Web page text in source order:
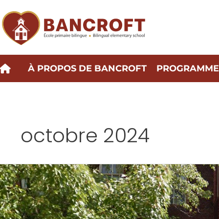
À PROPOS DE BANCROFT
octobre 2024
Des
nouvelles
passionnantes
:
Le